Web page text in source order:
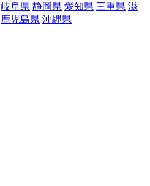
岐阜県 静岡県 愛知県 三重県 滋
鹿児島県 沖縄県